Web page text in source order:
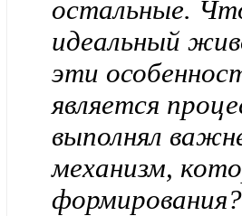
остальные.
идеальный
эти
является
выполнял
механизм,